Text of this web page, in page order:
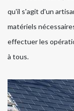
qu'il s'agit d'un
matériels
effectuer les
à tous.